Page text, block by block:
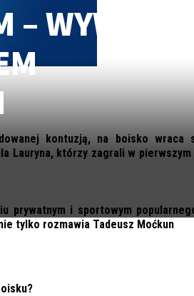
WYWIAD
kontuzją, na boisko wraca
Lauryna, którzy zagrali w
i sportowym
tylko rozmawia Tadeusz Moćkun